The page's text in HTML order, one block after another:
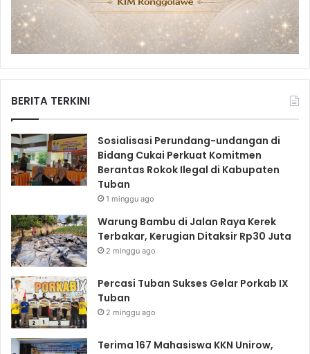
BERITA TERKINI
Sosialisasi Perundang-undangan di
Bidang Cukai Perkuat Komitmen
Berantas Rokok Ilegal di Kabupaten
Tuban
1 minggu ago
Warung Bambu di Jalan Raya Kerek
Terbakar, Kerugian Ditaksir Rp30 Juta
2 minggu ago
Percasi Tuban Sukses Gelar Porkab IX
Tuban
2 minggu ago
Terima 167 Mahasiswa KKN Unirow,